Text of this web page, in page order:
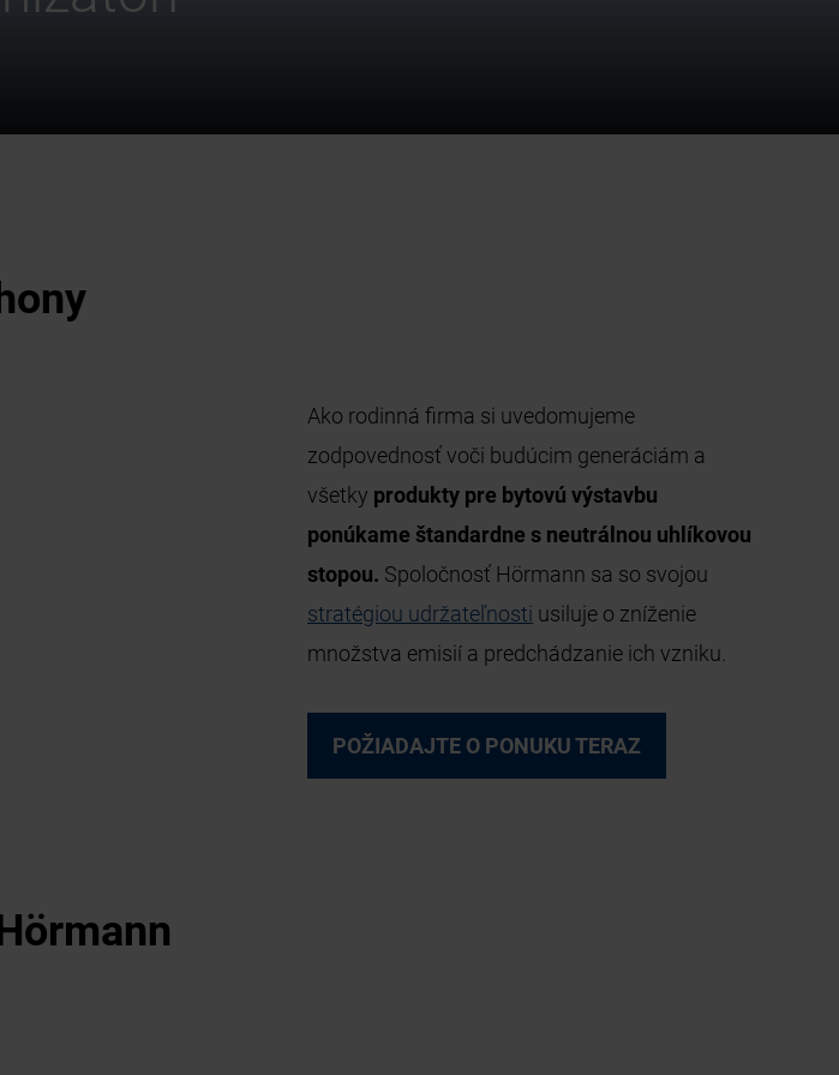
Ako rodinná firma si uvedomujeme
zodpovednosť voči budúcim generáciám a
všetky produkty pre bytovú výstavbu
ponúkame štandardne s neutrálnou uhlíkovou
stopou. Spoločnosť Hörmann sa so svojou
stratégiou udržateľnosti usiluje o zníženie
množstva emisií a predchádzanie ich vzniku.
POŽIADAJTE O PONUKU TERAZ